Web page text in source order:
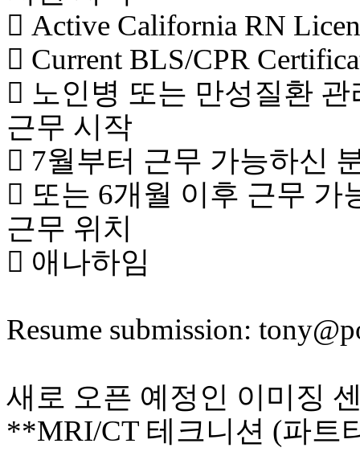
 Active California RN
 Current BLS/CPR
 노인병 또는 만성질환
근무 시작
 7월부터 근무 가능하신
 또는 6개월 이후 근무 가
근무 위치
 애나하임
Resume submission:
새로 오픈 예정인 이미징
**MRI/CT 테크니션 (파트